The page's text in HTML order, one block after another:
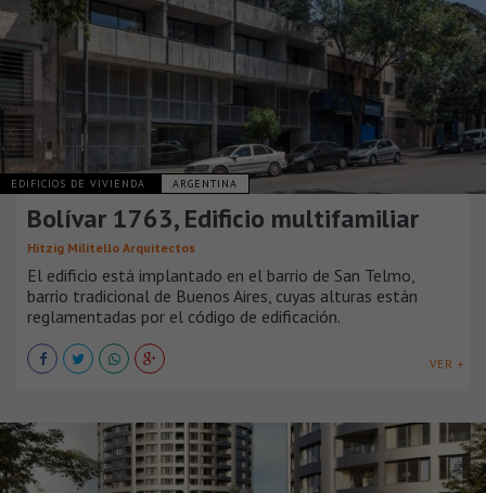
EDIFICIOS DE VIVIENDA ARGENTINA
Bolívar 1763, Edificio multifamiliar
Hitzig Militello Arquitectos
El edificio está implantado en el barrio de San Telmo,
barrio tradicional de Buenos Aires, cuyas alturas están
reglamentadas por el código de edificación.
VER +